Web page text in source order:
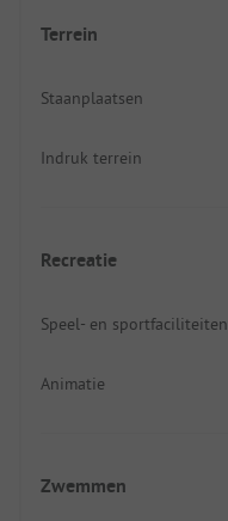
Terrein
Staanplaatsen
Indruk terrein
Recreatie
Speel- en sportfaciliteiten
Animatie
Zwemmen